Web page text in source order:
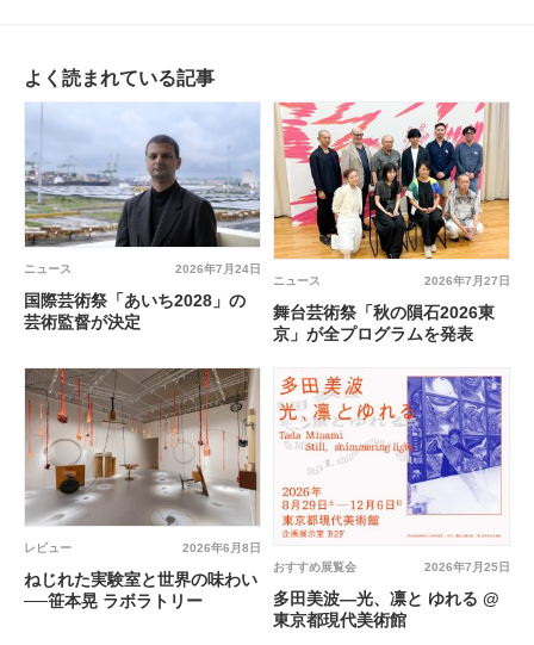
よく読まれている記事
2026年7月24日
ニュース
国際芸術祭「あいち2028」の
芸術監督が決定
2026年7月27日
ニュース
舞台芸術祭「秋の隕石2026東
京」が全プログラムを発表
2026年6月8日
レビュー
ねじれた実験室と世界の味わい
──笹本晃 ラボラトリー
2026年7月25日
おすすめ展覧会
多田美波―光、凛と ゆれる @
東京都現代美術館